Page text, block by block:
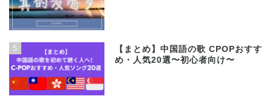
5
【まとめ】中国語の歌 CPOPおすす
め・人気20選〜初心者向け〜